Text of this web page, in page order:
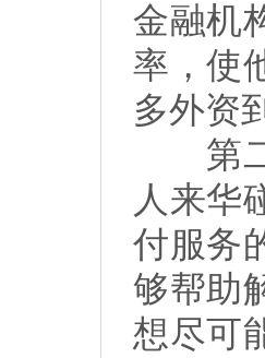
金融机
率，使
多外资
第二
人来华
付服务
够帮助
想尽可